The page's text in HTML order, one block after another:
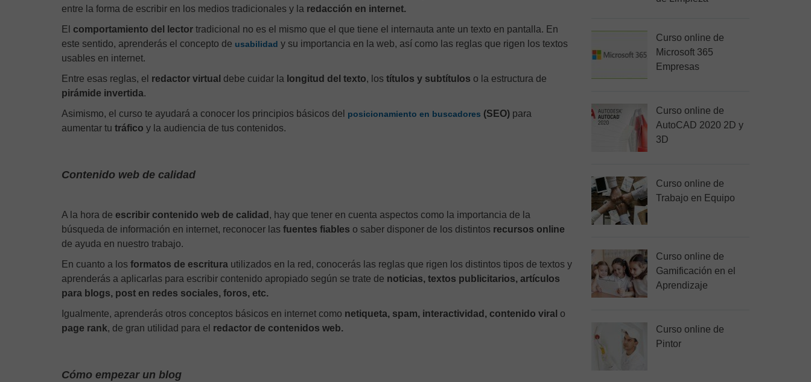
entre la forma de escribir en los medios tradicionales y la redacción en internet.
El comportamiento del lector tradicional no es el mismo que el que tiene el internauta ante un texto en pantalla. En
este sentido, aprenderás el concepto de usabilidad y su importancia en la web, así como las reglas que rigen los textos
usables en internet.
Entre esas reglas, el redactor virtual debe cuidar la longitud del texto, los títulos y subtítulos o la estructura de
pirámide invertida.
Asimismo, el curso te ayudará a conocer los principios básicos del posicionamiento en buscadores (SEO) para
aumentar tu tráfico y la audiencia de tus contenidos.
Contenido web de calidad
A la hora de escribir contenido web de calidad , hay que tener en cuenta aspectos como la importancia de la
búsqueda de información en internet, reconocer las fuentes fiables o saber disponer de los distintos recursos online
de ayuda en nuestro trabajo.
En cuanto a los formatos de escritura utilizados en la red, conocerás las reglas que rigen los distintos tipos de textos y
aprenderás a aplicarlas para escribir contenido apropiado según se trate de noticias, textos publicitarios, artículos
para blogs, post en redes sociales, foros, etc.
Igualmente, aprenderás otros conceptos básicos en internet como netiqueta, spam, interactividad, contenido viral o
page rank, de gran utilidad para el redactor de contenidos web.
Cómo empezar un blog
Curso online de
Microsoft 365
Empresas
Curso online de
AutoCAD 2020 2D y
3D
Curso online de
Trabajo en Equipo
Curso online de
Gamificación en el
Aprendizaje
Curso online de
Pintor